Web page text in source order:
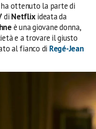
ottenuto la parte di
di Netflixideata da
è una giovane donna,
e a trovare il giusto
al fianco di Regé-Jean